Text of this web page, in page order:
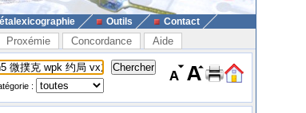
Outils Contact
Proxémie Concordance Aide
: